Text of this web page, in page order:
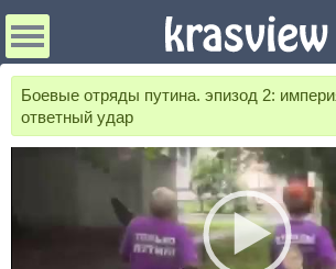
Боевые отряды путина. эпизод 2:
ответный удар